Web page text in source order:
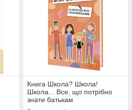
Книга Школа? Школа!
Школа... Все, що потрібно
знати батькам
першокласників